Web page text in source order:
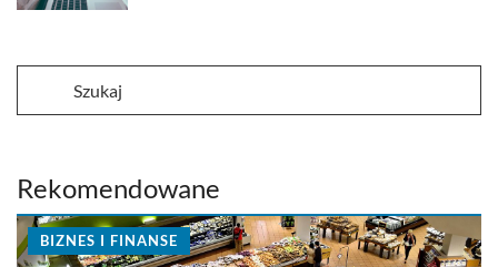
Rekomendowane
BIZNES I FINANSE